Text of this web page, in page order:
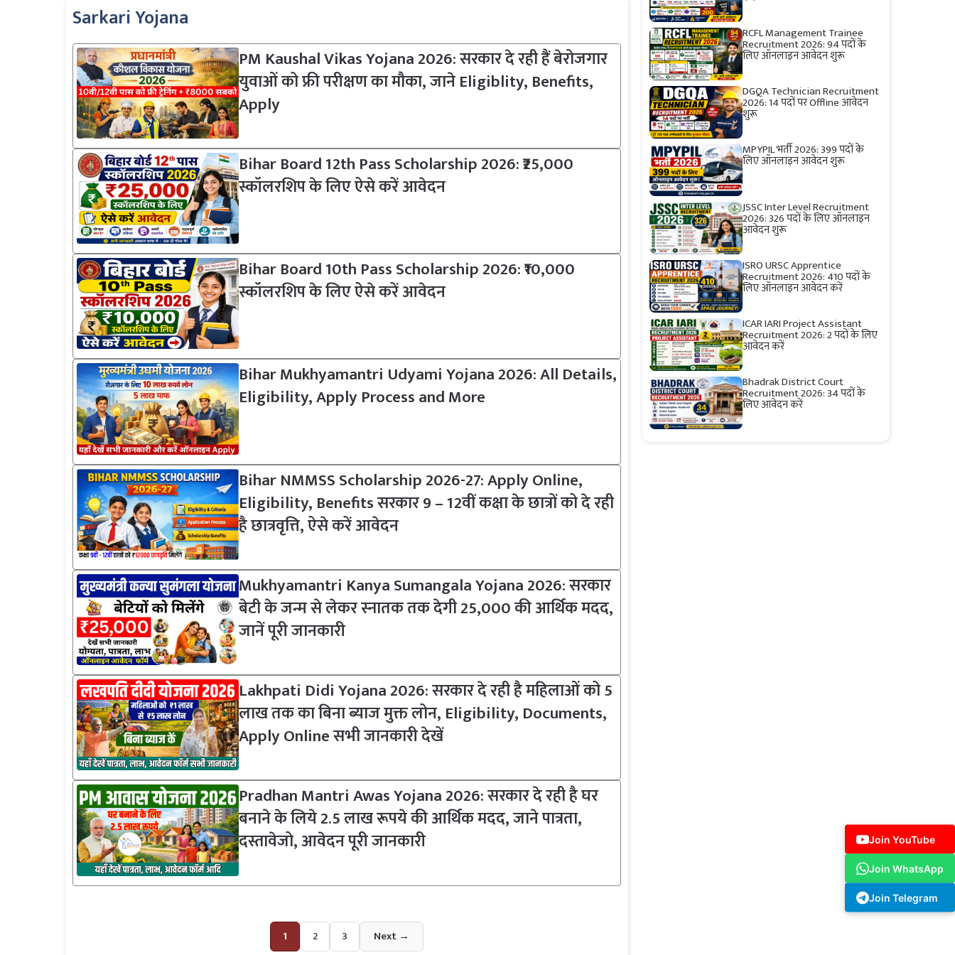
Sarkari Yojana
PM Kaushal Vikas Yojana 2026: सरकार दे रही हैं बेरोजगार
युवाओं को फ्री परीक्षण का मौका, जाने Eligiblity, Benefits,
Apply
Bihar Board 12th Pass Scholarship 2026: ₹25,000
स्कॉलरशिप के लिए ऐसे करें आवेदन
Bihar Board 10th Pass Scholarship 2026: ₹10,000
स्कॉलरशिप के लिए ऐसे करें आवेदन
Bihar Mukhyamantri Udyami Yojana 2026: All Details,
Eligibility, Apply Process and More
Bihar NMMSS Scholarship 2026-27: Apply Online,
Eligibility, Benefits सरकार 9 – 12वीं कक्षा के छात्रों को दे रही
है छात्रवृत्ति, ऐसे करें आवेदन
Mukhyamantri Kanya Sumangala Yojana 2026: सरकार
बेटी के जन्म से लेकर स्नातक तक देगी 25,000 की आर्थिक मदद,
जानें पूरी जानकारी
Lakhpati Didi Yojana 2026: सरकार दे रही है महिलाओं को 5
लाख तक का बिना ब्याज मुक्त लोन, Eligibility, Documents,
Apply Online सभी जानकारी देखें
Pradhan Mantri Awas Yojana 2026: सरकार दे रही है घर
बनाने के लिये 2.5 लाख रूपये की आर्थिक मदद, जाने पात्रता,
दस्तावेजो, आवेदन पूरी जानकारी
1 2 3 Next →
RCFL Management Trainee
Recruitment 2026: 94 पदों के
लिए ऑनलाइन आवेदन शुरू
DGQA Technician Recruitment
2026: 14 पदों पर Offline आवेदन
शुरू
MPYPIL भर्ती 2026: 399 पदों के
लिए ऑनलाइन आवेदन शुरू
JSSC Inter Level Recruitment
2026: 326 पदों के लिए ऑनलाइन
आवेदन शुरू
ISRO URSC Apprentice
Recruitment 2026: 410 पदों के
लिए ऑनलाइन आवेदन करें
ICAR IARI Project Assistant
Recruitment 2026: 2 पदों के लिए
आवेदन करें
Bhadrak District Court
Recruitment 2026: 34 पदों के
लिए आवेदन करें
Join YouTube
Join WhatsApp
Join Telegram